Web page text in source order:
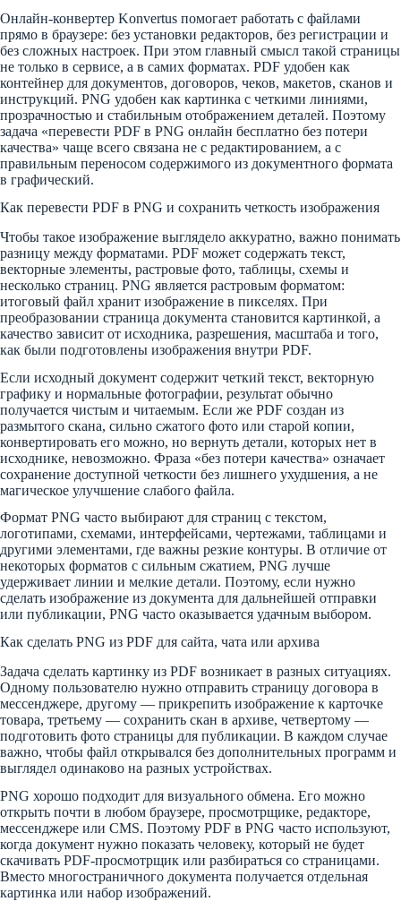
Онлайн-конвертер Konvertus помогает работать с файлами
прямо в браузере: без установки редакторов, без регистрации и
без сложных настроек. При этом главный смысл такой страницы
не только в сервисе, а в самих форматах. PDF удобен как
контейнер для документов, договоров, чеков, макетов, сканов и
инструкций. PNG удобен как картинка с четкими линиями,
прозрачностью и стабильным отображением деталей. Поэтому
задача «перевести PDF в PNG онлайн бесплатно без потери
качества» чаще всего связана не с редактированием, а с
правильным переносом содержимого из документного формата
в графический.
Как перевести PDF в PNG и сохранить четкость изображения
Чтобы такое изображение выглядело аккуратно, важно понимать
разницу между форматами. PDF может содержать текст,
векторные элементы, растровые фото, таблицы, схемы и
несколько страниц. PNG является растровым форматом:
итоговый файл хранит изображение в пикселях. При
преобразовании страница документа становится картинкой, а
качество зависит от исходника, разрешения, масштаба и того,
как были подготовлены изображения внутри PDF.
Если исходный документ содержит четкий текст, векторную
графику и нормальные фотографии, результат обычно
получается чистым и читаемым. Если же PDF создан из
размытого скана, сильно сжатого фото или старой копии,
конвертировать его можно, но вернуть детали, которых нет в
исходнике, невозможно. Фраза «без потери качества» означает
сохранение доступной четкости без лишнего ухудшения, а не
магическое улучшение слабого файла.
Формат PNG часто выбирают для страниц с текстом,
логотипами, схемами, интерфейсами, чертежами, таблицами и
другими элементами, где важны резкие контуры. В отличие от
некоторых форматов с сильным сжатием, PNG лучше
удерживает линии и мелкие детали. Поэтому, если нужно
сделать изображение из документа для дальнейшей отправки
или публикации, PNG часто оказывается удачным выбором.
Как сделать PNG из PDF для сайта, чата или архива
Задача сделать картинку из PDF возникает в разных ситуациях.
Одному пользователю нужно отправить страницу договора в
мессенджере, другому — прикрепить изображение к карточке
товара, третьему — сохранить скан в архиве, четвертому —
подготовить фото страницы для публикации. В каждом случае
важно, чтобы файл открывался без дополнительных программ и
выглядел одинаково на разных устройствах.
PNG хорошо подходит для визуального обмена. Его можно
открыть почти в любом браузере, просмотрщике, редакторе,
мессенджере или CMS. Поэтому PDF в PNG часто используют,
когда документ нужно показать человеку, который не будет
скачивать PDF-просмотрщик или разбираться со страницами.
Вместо многостраничного документа получается отдельная
картинка или набор изображений.